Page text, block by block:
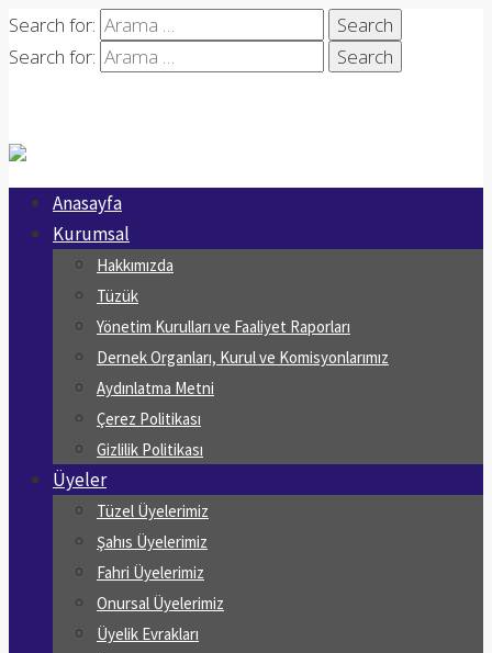
Search for:
Search for:
Anasayfa
Kurumsal
Hakkımızda
Tüzük
Yönetim Kurulları ve Faaliyet Raporları
Dernek Organları, Kurul ve Komisyonlarımız
Aydınlatma Metni
Çerez Politikası
Gizlilik Politikası
Üyeler
Tüzel Üyelerimiz
Şahıs Üyelerimiz
Fahri Üyelerimiz
Onursal Üyelerimiz
Üyelik Evrakları